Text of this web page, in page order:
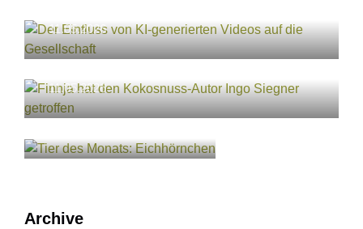
11.05.2026
Finnja hat den Kokosnuss-Autor Ingo
11.05.2026
Tier des Monats:
Eichhörnchen
Archive